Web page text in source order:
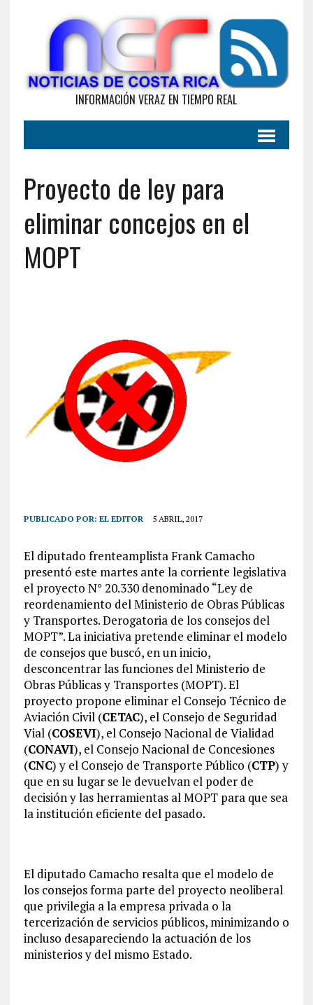
INFORMACIÓN VERAZ EN TIEMPO REAL
Proyecto de ley para
eliminar concejos en el
MOPT
PUBLICADO POR: EL EDITOR 5 ABRIL, 2017
El diputado frenteamplista Frank Camacho
presentó este martes ante la corriente legislativa
el proyecto N° 20.330 denominado “Ley de
reordenamiento del Ministerio de Obras Públicas
y Transportes. Derogatoria de los consejos del
MOPT”. La iniciativa pretende eliminar el modelo
de consejos que buscó, en un inicio,
desconcentrar las funciones del Ministerio de
Obras Públicas y Transportes (MOPT). El
proyecto propone eliminar el Consejo Técnico de
Aviación Civil (CETAC), el Consejo de Seguridad
Vial (COSEVI), el Consejo Nacional de Vialidad
(CONAVI), el Consejo Nacional de Concesiones
(CNC) y el Consejo de Transporte Público (CTP) y
que en su lugar se le devuelvan el poder de
decisión y las herramientas al MOPT para que sea
la institución eficiente del pasado.
El diputado Camacho resalta que el modelo de
los consejos forma parte del proyecto neoliberal
que privilegia a la empresa privada o la
tercerización de servicios públicos, minimizando o
incluso desapareciendo la actuación de los
ministerios y del mismo Estado.